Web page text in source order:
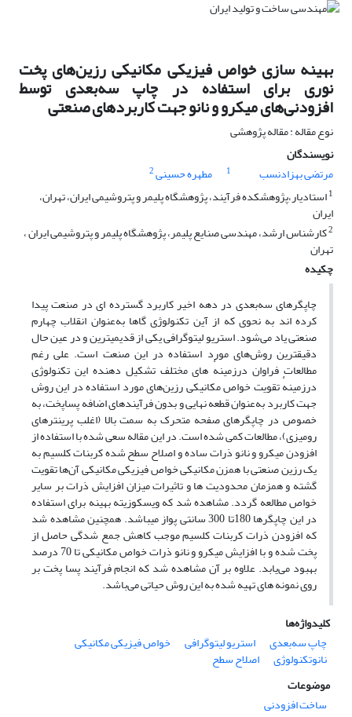
بهینه سازی خواص فیزیکی مکانیکی رزین‌های پخت
نوری برای استفاده در چاپ سه‌بعدی توسط
افزودنی‌های میکرو و نانو جهت کاربردهای صنعتی
نوع مقاله : مقاله پژوهشی
نویسندگان
مرتضی بهزادنسب
1 مطهره حسینی2
1استادیار،پژوهشکده فرآیند، پژوهشگاه پلیمر و پتروشیمی ایران، تهران،
ایران
2کارشناس ارشد، مهندسی صنایع پلیمر، پژوهشگاه پلیمر و پتروشیمی ایران ،
تهران
چکیده
چاپگرهای سه‌بعدی در دهه اخیر کاربرد گسترده ای در صنعت پیدا
کرده اند به نحوی که از آین تکنولوژی گاها به‌عنوان انقلاب چهارم
صنعتی یاد می‌شود. استریو لیتوگرافی یکی از قدیمیترین و در عین حال
دقیقترین روش‌های مورد استفاده در این صنعت است. علی رغم
مطالعات فراوان درزمینهٔ های مختلف تشکیل دهنده این تکنولوژی
درزمینهٔ تقویت خواص مکانیکی رزین‌های مورد استفاده در این روش
جهت کاربرد به‌عنوان قطعه نهایی و بدون فرآیندهای اضافه پساپخت، به
خصوص در چاپگرهای صفحه متحرک به سمت بالا (اغلب پرینترهای
رومیزی)، مطالعات کمی شده است. در این مقاله سعی شده با استفاده از
افزودن میکرو و نانو ذرات ساده و اصلاح سطح شده کربنات کلسیم به
یک رزین صنعتی با همزن مکانیکی خواص فیزیکی مکانیکی آن‌ها تقویت
گشته و همزمان محدودیت ها و تاثیرات میزان افزایش ذرات بر سایر
خواص مطالعه گردد. مشاهده شد که ویسکوزیته بهینه برای استفاده
در این چاپگرها 180تا 300 سانتی پواز میباشد. همچنین مشاهده شد
که افزودن ذرات کربنات کلسیم موجب کاهش جمع شدگی حاصل از
پخت شده و با افزایش میکرو و نانو ذرات خواص مکانیکی تا 70 درصد
بهبود می‌یابد. علاوه بر آن مشاهده شد که انجام فرآیند پسا پخت بر
روی نمونه های تهیه شده به این روش حیاتی می‌باشد.
کلیدواژه‌ها
چاپ سه‌بعدی
استریو لیتوگرافی خواص فیزیکی مکانیکی
نانوتکنولوژی
اصلاح سطح
موضوعات
ساخت افزودنی